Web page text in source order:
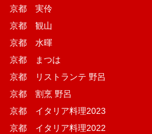
京都 実伶
京都 観山
京都 水暉
京都 まつは
京都 リストランテ 野呂
京都 割烹 野呂
京都 イタリア料理2023
京都 イタリア料理2022